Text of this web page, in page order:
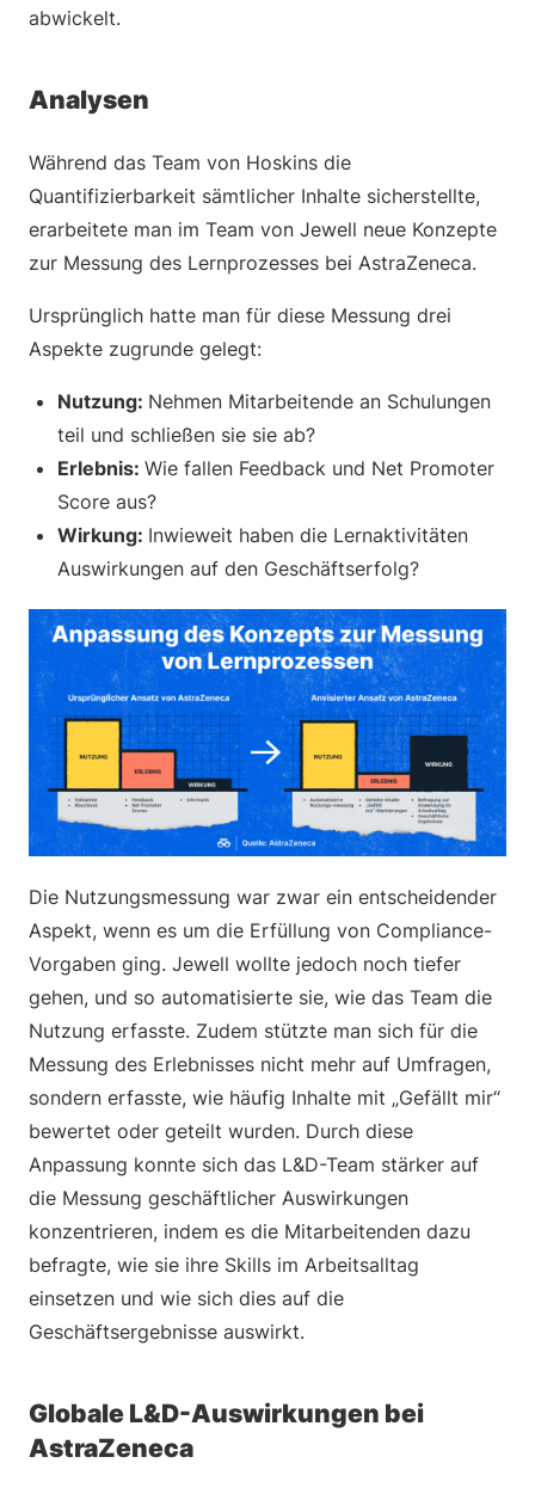
abwickelt.
Analysen
Während das Team von Hoskins die
Quantifizierbarkeit sämtlicher Inhalte sicherstellte,
erarbeitete man im Team von Jewell neue Konzepte
zur Messung des Lernprozesses bei AstraZeneca.
Ursprünglich hatte man für diese Messung drei
Aspekte zugrunde gelegt:
Nutzung: Nehmen Mitarbeitende an Schulungen
teil und schließen sie sie ab?
Erlebnis: Wie fallen Feedback und Net Promoter
Score aus?
Wirkung: Inwieweit haben die Lernaktivitäten
Auswirkungen auf den Geschäftserfolg?
Die Nutzungsmessung war zwar ein entscheidender
Aspekt, wenn es um die Erfüllung von Compliance-
Vorgaben ging. Jewell wollte jedoch noch tiefer
gehen, und so automatisierte sie, wie das Team die
Nutzung erfasste. Zudem stützte man sich für die
Messung des Erlebnisses nicht mehr auf Umfragen,
sondern erfasste, wie häufig Inhalte mit „Gefällt mir“
bewertet oder geteilt wurden. Durch diese
Anpassung konnte sich das L&D-Team stärker auf
die Messung geschäftlicher Auswirkungen
konzentrieren, indem es die Mitarbeitenden dazu
befragte, wie sie ihre Skills im Arbeitsalltag
einsetzen und wie sich dies auf die
Geschäftsergebnisse auswirkt.
Globale L&D-Auswirkungen bei
AstraZeneca